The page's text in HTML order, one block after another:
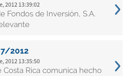
2012 13:39:02
Fondos de Inversión, S.A.
2012
2012 13:35:50
Costa Rica comunica hecho